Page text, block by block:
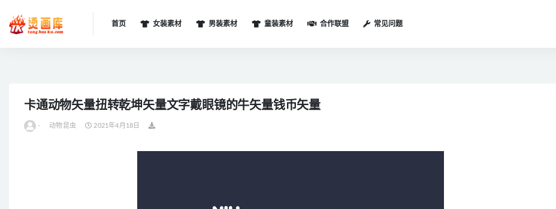
首页 女装素材 男装素材 童装素材 合作联盟 常见问题
卡通动物矢量扭转乾坤矢量文字戴眼镜的牛矢量钱币矢量
- 动物昆虫 2021年4月18日